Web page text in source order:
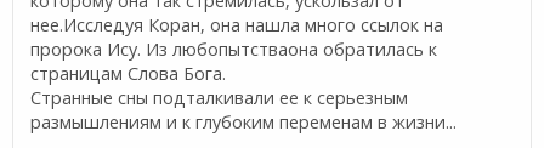
нее.Исследуя Коран, она нашла много ссылок на
пророка Ису. Из любопытстваона обратилась к
страницам Слова Бога.
Странные сны подталкивали ее к серьезным
размышлениям и к глубоким переменам в жизни...